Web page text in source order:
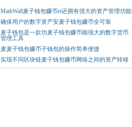
MathWall麦子钱包赚币et还拥有强大的资产管理功能
确保用户的数字资产安麦子钱包赚币全可靠
麦子钱包是一款功麦子钱包赚币能强大的数字货币
管理工具
麦麦子钱包赚币子钱包的操作简单便捷
实现不同区块链麦子钱包赚币网络之间的资产转移